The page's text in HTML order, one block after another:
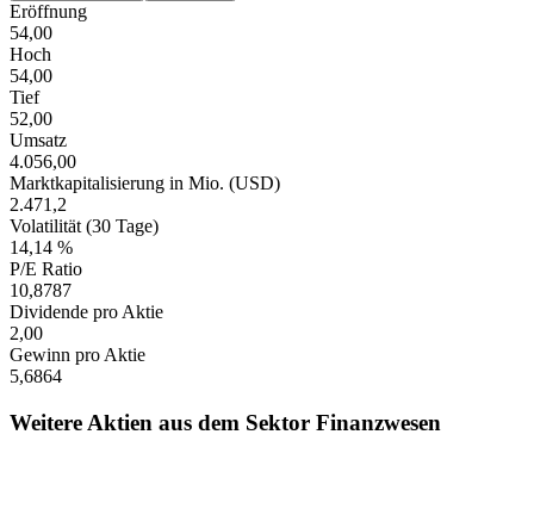
Eröffnung
54,00
Hoch
54,00
Tief
52,00
Umsatz
4.056,00
Marktkapitalisierung in Mio. (USD)
2.471,2
Volatilität (30 Tage)
14,14 %
P/E Ratio
10,8787
Dividende pro Aktie
2,00
Gewinn pro Aktie
5,6864
Weitere Aktien aus dem Sektor Finanzwesen